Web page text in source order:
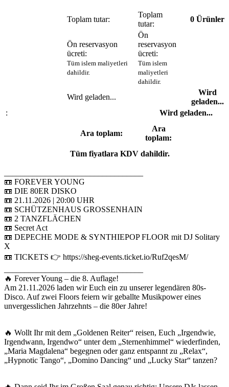
Toplam tutar:
Toplam
tutar:
0 Ürünler
Ön reservasyon
ücreti:
Tüm islem maliyetleri
dahildir.
Ön
reservasyon
ücreti:
Tüm islem
maliyetleri
dahildir.
Wird geladen...
Wird
geladen...
:
Wird geladen...
Ara toplam:
Ara
toplam:
Tüm fiyatlara KDV dahildir.
📼 FOREVER YOUNG
📼 DIE 80ER DISKO
📼 21.11.2026 | 20:00 UHR
📼 SCHÜTZENHAUS GROSSENHAIN
📼 2 TANZFLÄCHEN
📼 Secret Act
📼 DEPECHE MODE & SYNTHIEPOP FLOOR mit DJ Solitary
X
📼 TICKETS 👉 https://sheg-events.ticket.io/Ruf2qesM/
🔥 Forever Young – die 8. Auflage!
Am 21.11.2026 laden wir Euch ein zu unserer legendären 80s-
Disco. Auf zwei Floors feiern wir geballte Musikpower eines
unvergesslichen Jahrzehnts – die 80er Jahre!
🔥 Wollt Ihr mit dem „Goldenen Reiter“ reisen, Euch „Irgendwie,
Irgendwann, Irgendwo“ unter dem „Sternenhimmel“ wiederfinden,
„Maria Magdalena“ begegnen oder ganz entspannt zu „Relax“,
„Hypnotic Tango“, „Domino Dancing“ und „Lucky Star“ tanzen?